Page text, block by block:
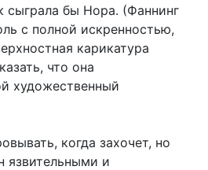
сыграла бы Нора. (Фаннинг
с полной искренностью,
карикатура
что она
художественный
когда захочет, но
язвительными и